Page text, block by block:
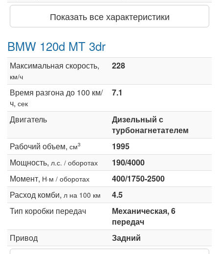
Показать все характеристики
BMW 120d MT 3dr
Максимальная скорость,
км/ч
228
Время разгона до 100 км/
ч, сек
7.1
Двигатель
Дизельный с
турбонагнетателем
Рабочий объем, см3
1995
Мощность, л.с. / оборотах
190/4000
Момент, Н·м / оборотах
400/1750-2500
Расход комби, л на 100 км
4.5
Тип коробки передач
Механическая, 6
передач
Привод
Задний